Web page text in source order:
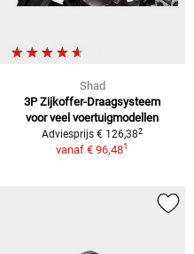
Shad
3P Zijkoffer-Draagsysteem
voor veel voertuigmodellen
Adviesprijs € 126,382
vanaf € 96,481